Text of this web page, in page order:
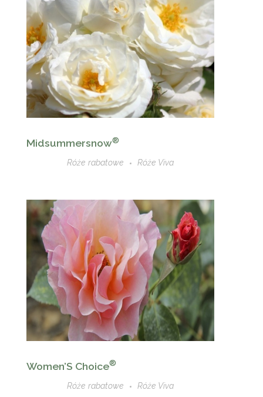
Midsummersnow®
Róże rabatowe Róże Viva
Women’S Choice®
Róże rabatowe Róże Viva